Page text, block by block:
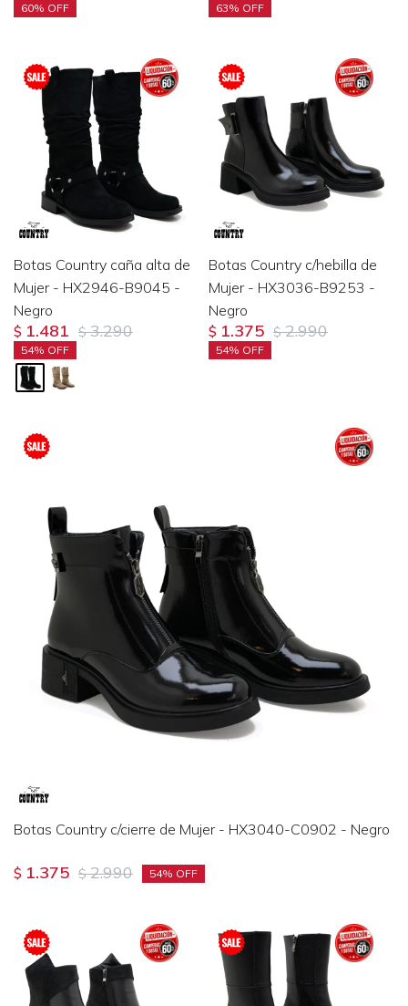
60 63
Botas Country caña alta de
Mujer - HX2946-B9045 -
Negro
$ 1.481 $ 3.290
54
Botas Country c/hebilla de
Mujer - HX3036-B9253 -
Negro
$ 1.375 $ 2.990
54
Botas Country c/cierre de Mujer - HX3040-C0902 - Negro
$ 1.375 $ 2.990 54